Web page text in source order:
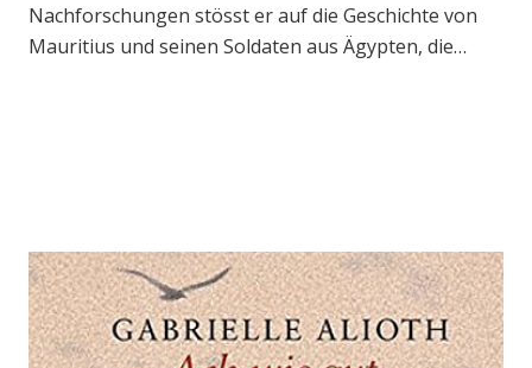
Nachforschungen stösst er auf die Geschichte von
Mauritius und seinen Soldaten aus Ägypten, die…